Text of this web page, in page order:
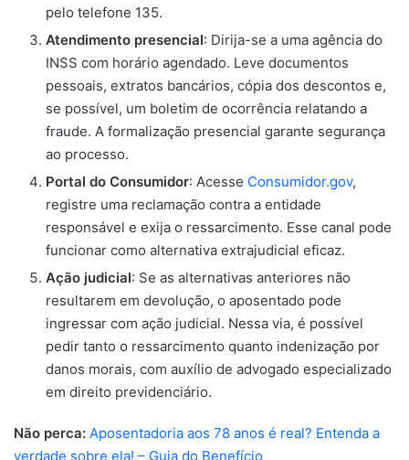
pelo telefone 135.
Atendimento presencial: Dirija-se a uma agência do
INSS com horário agendado. Leve documentos
pessoais, extratos bancários, cópia dos descontos e,
se possível, um boletim de ocorrência relatando a
fraude. A formalização presencial garante segurança
ao processo.
Portal do Consumidor: Acesse Consumidor.gov,
registre uma reclamação contra a entidade
responsável e exija o ressarcimento. Esse canal pode
funcionar como alternativa extrajudicial eficaz.
Ação judicial: Se as alternativas anteriores não
resultarem em devolução, o aposentado pode
ingressar com ação judicial. Nessa via, é possível
pedir tanto o ressarcimento quanto indenização por
danos morais, com auxílio de advogado especializado
em direito previdenciário.
Não perca: Aposentadoria aos 78 anos é real? Entenda a
verdade sobre ela! – Guia do Benefício